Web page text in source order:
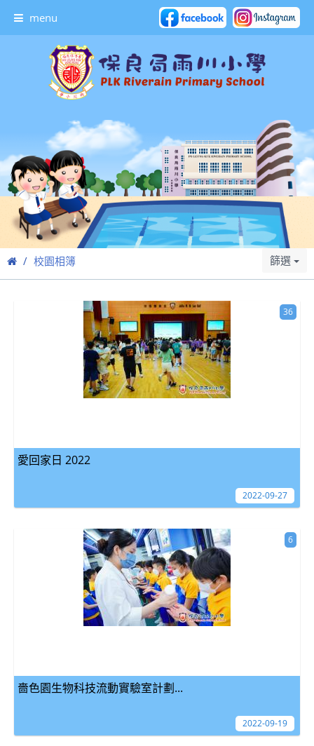
menu
校園相簿 篩選
愛回家日 2022
36
2022-09-27
嗇色園生物科技流動實驗室計劃...
6
2022-09-19